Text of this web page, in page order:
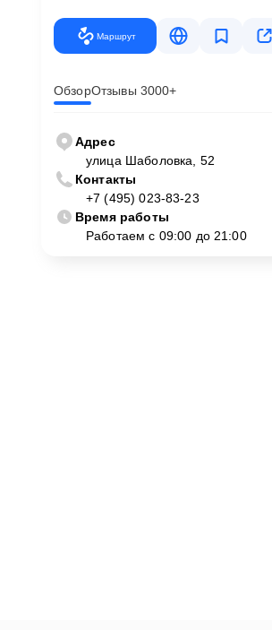
Маршрут
ОбзорОтзывы 3000+
Адрес
улица Шаболовка, 52
Контакты
+7 (495) 023-83-23
Время работы
Работаем с 09:00 до 21:00